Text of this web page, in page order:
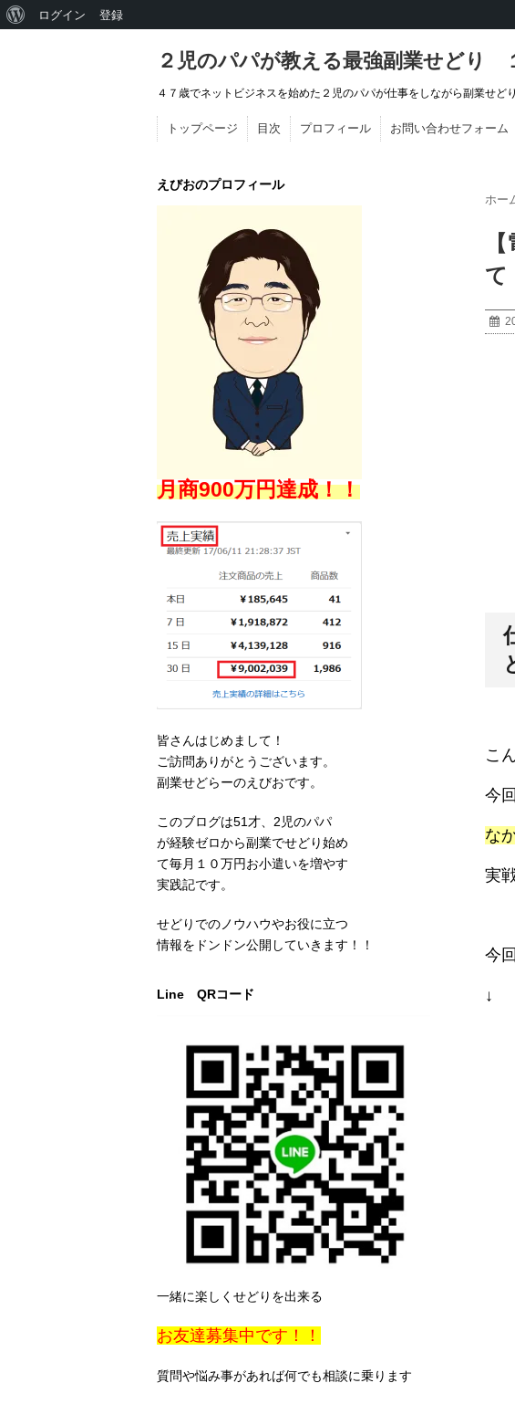
２児のパパが教える最強副業せどり
４７歳でネットビジネスを始めた２児のパパが仕事をしながら副業せど
トップページ 目次 プロフィール お問い合わせフォーム
ホー
て
こ
今
な
実
今
えびおのプロフィール
月商900万円達成！！
皆さんはじめまして！
ご訪問ありがとうございます。
副業せどらーのえびおです。
このブログは51才、2児のパパ
が経験ゼロから副業でせどり始め
て毎月１０万円お小遣いを増やす
実践記です。
せどりでのノウハウやお役に立つ
情報をドンドン公開していきます！！
Line QRコード
一緒に楽しくせどりを出来る
お友達募集中です！！
質問や悩み事があれば何でも相談に乗ります
WordPress
ログイン 登録